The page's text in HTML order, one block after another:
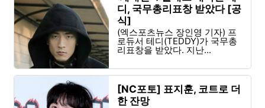
디, 국무총리표창 받았다 [공
식]
(엑스포츠뉴스 장인영 기자) 프
로듀서 테디(TEDDY)가 국무총
리표창을 받았다. 지난...
[NC포토] 표지훈, 코트로 더
한 잔망